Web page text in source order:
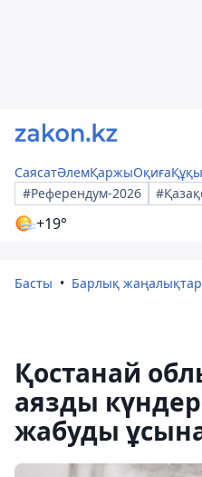
СаясатӘлемҚаржыОқиға
#Референдум-2026
+19°
Басты Барлық жаңалықтар
Қостанай
аязды
жабуды